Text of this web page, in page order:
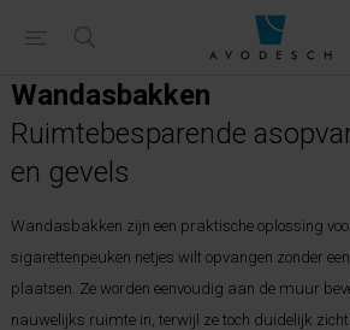
Wandasbakken
Ruimtebesparende
en gevels
Wandasbakken zijn een praktische oplossing
sigarettenpeuken netjes wilt opvangen zonder
plaatsen. Ze worden eenvoudig aan de muur
nauwelijks ruimte in, terwijl ze toch duidelijk